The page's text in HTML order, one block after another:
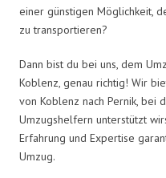
einer günstigen Möglichkeit,
zu transportieren?
Dann bist du bei uns, dem
Koblenz, genau richtig! Wir
von Koblenz nach Pernik, bei
Umzugshelfern unterstützt
Erfahrung und Expertise
Umzug.